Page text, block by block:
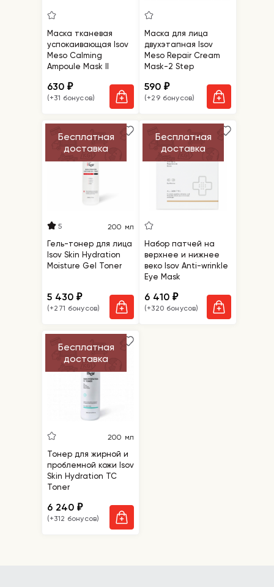
Маска тканевая
успокаивающая Isov
Meso Сalming
Ampoule Mask II
630₽
(+31 бонусов)
Маска для лица
двухэтапная Isov
Meso Repair Cream
Mask-2 Step
590₽
(+29 бонусов)
Бесплатная
доставка
5 200 мл
Гель-тонер для лица
Isov Skin Hydration
Moisture Gel Toner
5 430₽
(+271 бонусов)
Бесплатная
доставка
Набор патчей на
верхнее и нижнее
веко Isov Anti-wrinkle
Eye Mask
6 410₽
(+320 бонусов)
Бесплатная
доставка
200 мл
Тонер для жирной и
проблемной кожи Isov
Skin Hydration TC
Toner
6 240₽
(+312 бонусов)